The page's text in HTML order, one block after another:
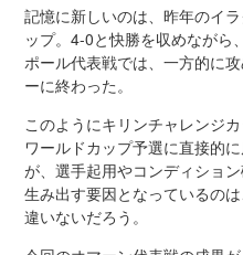
記憶に新しいのは、昨年のイ
ップ。4-0と快勝を収めながら
ポール代表戦では、一方的に
ーに終わった。
このようにキリンチャレンジ
ワールドカップ予選に直接的
が、選手起用やコンディショ
生み出す要因となっているの
違いないだろう。